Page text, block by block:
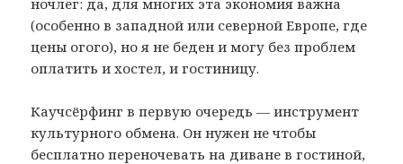
(особенно в западной или северной Европе, где
цены огого), но я не беден и могу без проблем
оплатить и хостел, и гостиницу.
Каучсёрфинг в первую очередь — инструмент
культурного обмена. Он нужен не чтобы
бесплатно переночевать на диване в гостиной,